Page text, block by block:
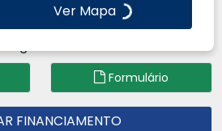
| SOBRADO | GRAVATAÍ | DOM
FELICIANO
Formulário
FINANCIAMENTO
Ver Mapa